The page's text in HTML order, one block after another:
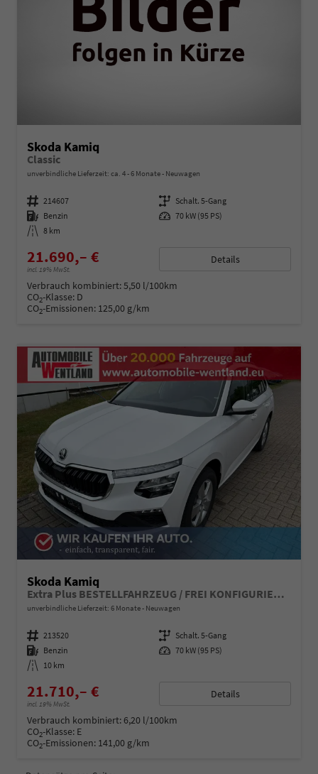
Skoda Kamiq
Classic
unverbindliche Lieferzeit: ca. 4 - 6 Monate Neuwagen
Fahrzeugnummer 214607 Getriebe Schalt. 5-Gang
Kraftstoff Benzin Leistung 70 kW (95 PS)
Kilometerstand 8 km
21.690,– €
incl. 19% MwSt.
Details
Verbrauch kombiniert:5,50 l/100km
CO2-Klasse: D
CO2-Emissionen: 125,00 g/km
Skoda Kamiq
Extra Plus BESTELLFAHRZEUG / FREI KONFIGURIERBAR
unverbindliche Lieferzeit: 6 Monate Neuwagen
Fahrzeugnummer 213520 Getriebe Schalt. 5-Gang
Kraftstoff Benzin Leistung 70 kW (95 PS)
Kilometerstand 10 km
21.710,– €
incl. 19% MwSt.
Details
Verbrauch kombiniert:6,20 l/100km
CO2-Klasse: E
CO2-Emissionen: 141,00 g/km